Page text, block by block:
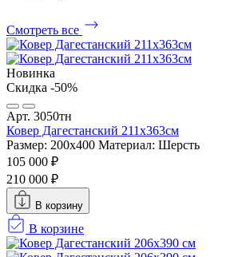
Смотреть все
Новинка
Скидка -50%
Арт. 3050тн
Ковер Дагестанский 211x363см
Размер: 200х400 Материал: Шерсть
105 000 ₽
210 000 ₽
В корзину
В корзине